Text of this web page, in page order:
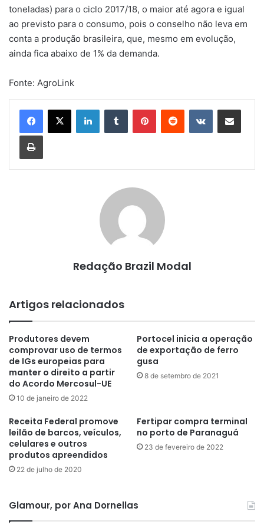
toneladas) para o ciclo 2017/18, o maior até agora e igual
ao previsto para o consumo, pois o conselho não leva em
conta a produção brasileira, que, mesmo em evolução,
ainda fica abaixo de 1% da demanda.
Fonte: AgroLink
LinkedinTumblr PinterestReddit VK Compartilhar via e-mail
Imprimir
Redação Brazil Modal
Artigos relacionados
Produtores devem
comprovar uso de termos
de IGs europeias para
manter o direito a partir
do Acordo Mercosul-UE
10 de janeiro de 2022
Portocel inicia a operação
de exportação de ferro
gusa
8 de setembro de 2021
Receita Federal promove
leilão de barcos, veículos,
celulares e outros
produtos apreendidos
22 de julho de 2020
Fertipar compra terminal
no porto de Paranaguá
23 de fevereiro de 2022
Glamour, por Ana Dornellas